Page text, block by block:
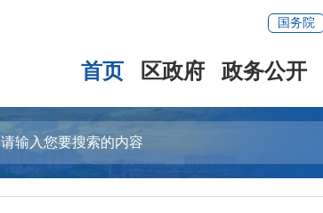
国务院
首页 区政府 政务公开